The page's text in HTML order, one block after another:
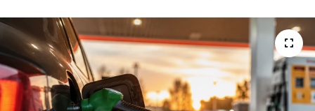
YAŞAM
YEREL YÖNETİMLER